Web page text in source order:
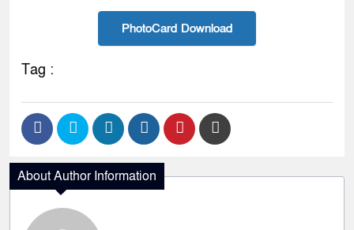
PhotoCard Download
Tag :
About Author Information